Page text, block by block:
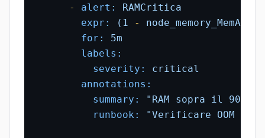
- alert:
RAMCritica
expr:
(1 -
for:
5m
labels:
severity:
critical
annotations:
summary:
"RAM sopra il 90%
runbook:
"Verificare OOM